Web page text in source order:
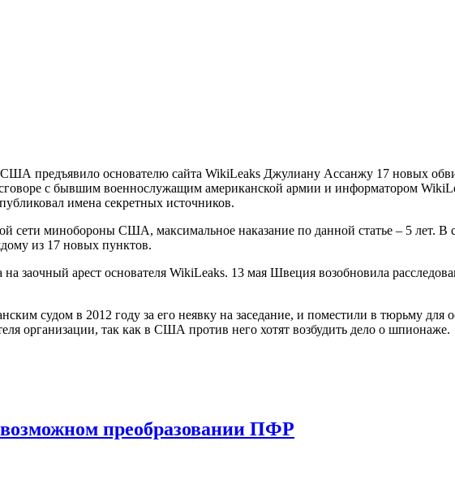
предъявило основателю сайта WikiLeaks Джулиану Ассанжу 17 новых
с бывшим военнослужащим американской армии и информатором
имена секретных источников.
сети минобороны США, максимальное наказание по данной статье – 5 лет. В
из 17 новых пунктов.
заочный арест основателя WikiLeaks. 13 мая Швеция возобновила
судом в 2012 году за его неявку на заседание, и поместили в тюрьму
организации, так как в США против него хотят возбудить дело о шпионаже.
преобразовании ПФР